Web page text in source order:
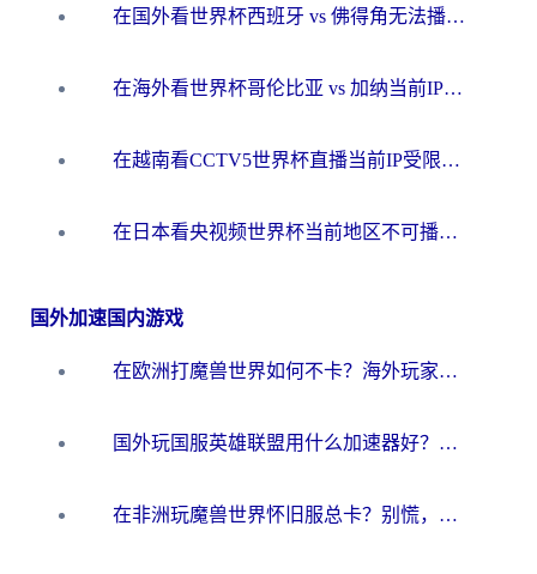
在国外看世界杯西班牙 vs 佛得角无法播放？这篇指南帮你解锁所有中文体育直播
在海外看世界杯哥伦比亚 vs 加纳当前IP受限制？这篇指南帮你流畅看中文解说赛事
在越南看CCTV5世界杯直播当前IP受限制？海外党体育观赛终极指南来了
在日本看央视频世界杯当前地区不可播放？海外党体育观赛终极指南
国外加速国内游戏
在欧洲打魔兽世界如何不卡？海外玩家的国服游戏加速终极攻略
国外玩国服英雄联盟用什么加速器好？海外党亲测有效的国服游戏加速指南
在非洲玩魔兽世界怀旧服总卡？别慌，这份指南帮你丝滑开荒